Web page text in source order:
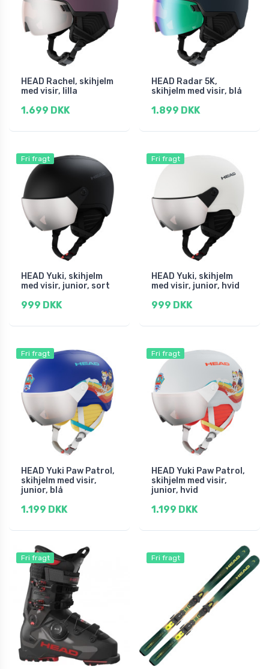
HEAD Rachel, skihjelm
med visir, lilla
1.699 DKK
HEAD Radar 5K,
skihjelm med visir, blå
1.899 DKK
Fri fragt
HEAD Yuki, skihjelm
med visir, junior, sort
999 DKK
Fri fragt
HEAD Yuki, skihjelm
med visir, junior, hvid
999 DKK
Fri fragt
HEAD Yuki Paw Patrol,
skihjelm med visir,
junior, blå
1.199 DKK
Fri fragt
HEAD Yuki Paw Patrol,
skihjelm med visir,
junior, hvid
1.199 DKK
Fri fragt Fri fragt